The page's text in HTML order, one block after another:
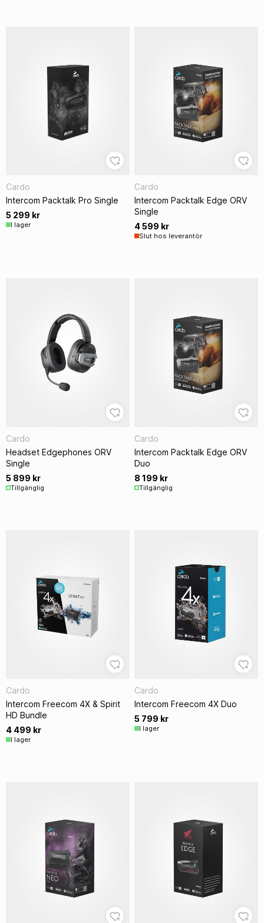
Cardo
Intercom Packtalk Pro Single
5 299 kr
I lager
Cardo
Intercom Packtalk Edge ORV
Single
4 599 kr
Slut hos leverantör
Cardo
Headset Edgephones ORV
Single
5 899 kr
Tillgänglig
Cardo
Intercom Packtalk Edge ORV
Duo
8 199 kr
Tillgänglig
Cardo
Intercom Freecom 4X & Spirit
HD Bundle
4 499 kr
I lager
Cardo
Intercom Freecom 4X Duo
5 799 kr
I lager